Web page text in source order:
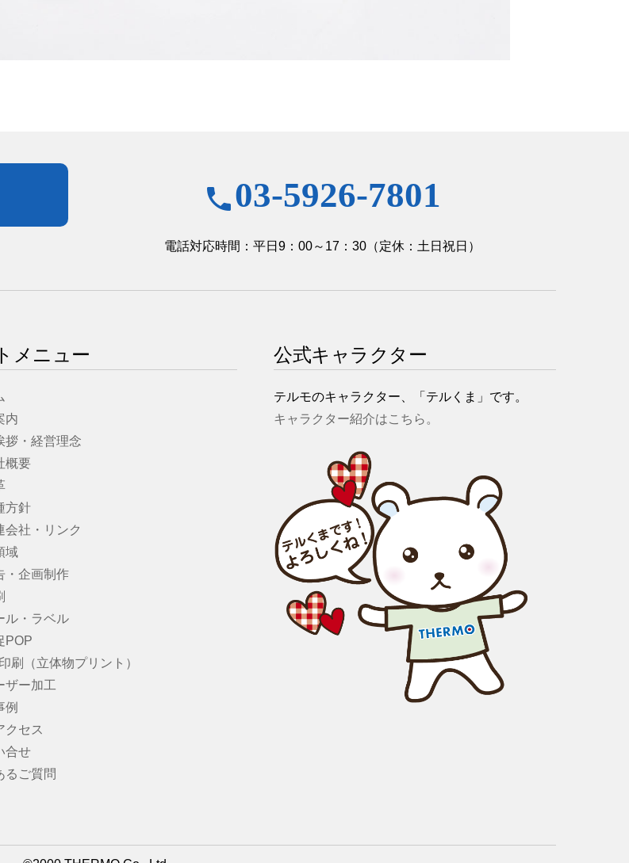
phone03-5926-7801
電話対応時間： 平日9：00～17：30（定休：土日祝日）
メニュー
内
・経営理念
概要
方針
社・リンク
域
企画制作
・ラベル
POP
刷（立体物プリント）
ー加工
例
クセス
合せ
るご質問
公式キャラクター
テルモのキャラクター、「テルくま」です。
キャラクター紹介はこちら。